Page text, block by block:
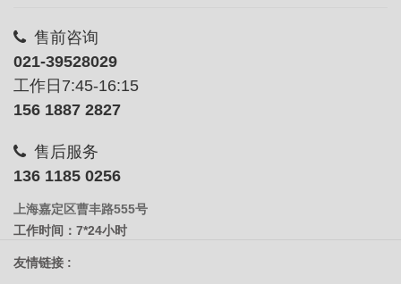
售前咨询
021-39528029
工作日7:45-16:15
156 1887 2827
售后服务
136 1185 0256
上海嘉定区曹丰路555号
工作时间：7*24小时
友情链接 :